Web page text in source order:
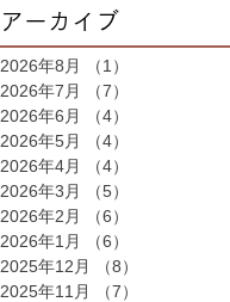
アーカイブ
2026年8月 （1）
2026年7月
（7）
2026年6月
（4）
2026年5月
（4）
2026年4月
（4）
2026年3月
（5）
2026年2月
（6）
2026年1月
（6）
2025年12月
（8）
2025年11月
（7）